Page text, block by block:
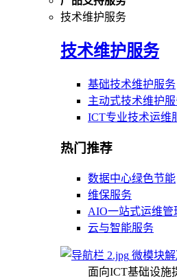
技术维护服务
技术维护服务
基础技术维护服务
主动式技术维护
ICT专业技术运维
热门推荐
数据中心绿色节能
维保服务
AIO一站式运维管
云与智能服务
微模块
面向ICT基础设施